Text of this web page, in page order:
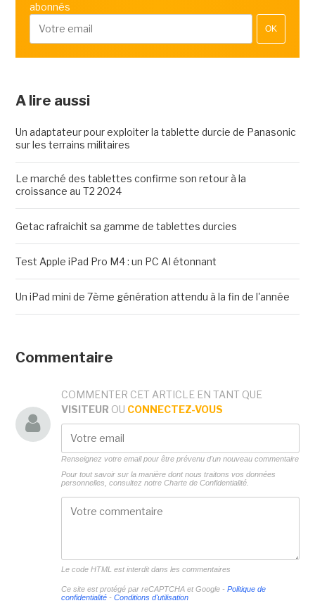
abonnés
OK
A lire aussi
Un adaptateur pour exploiter la tablette durcie de Panasonic
sur les terrains militaires
Le marché des tablettes confirme son retour à la
croissance au T2 2024
Getac rafraichit sa gamme de tablettes durcies
Test Apple iPad Pro M4 : un PC AI étonnant
Un iPad mini de 7ème génération attendu à la fin de l'année
Commentaire
COMMENTER CET ARTICLE EN TANT QUE
VISITEUR OU CONNECTEZ-VOUS
Renseignez votre email pour être prévenu d'un nouveau commentaire
Pour tout savoir sur la manière dont nous traitons vos données
personnelles, consultez notre Charte de Confidentialité.
Le code HTML est interdit dans les commentaires
Ce site est protégé par reCAPTCHA et Google - Politique de
confidentialité- Conditions d'utilisation